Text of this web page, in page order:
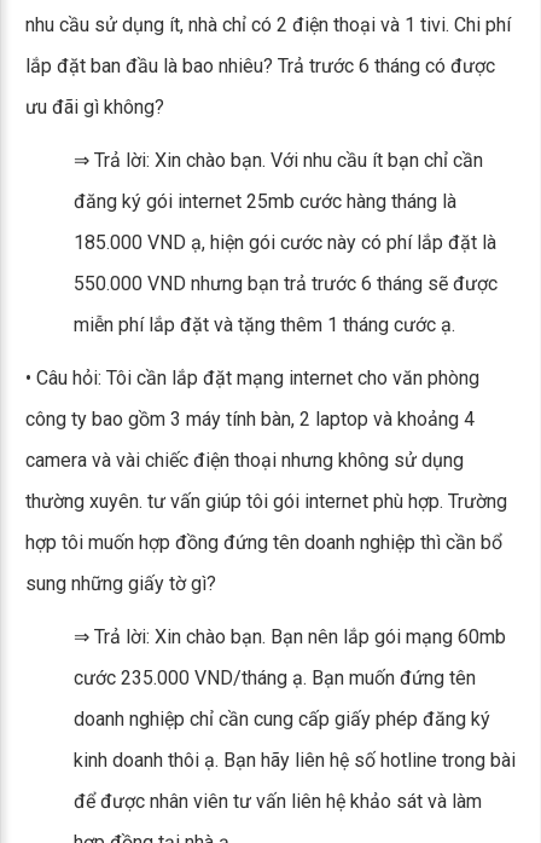
nhu cầu sử dụng ít, nhà chỉ có 2 điện thoại và 1 tivi. Chi phí
lắp đặt ban đầu là bao nhiêu? Trả trước 6 tháng có được
ưu đãi gì không?
⇒ Trả lời: Xin chào bạn. Với nhu cầu ít bạn chỉ cần
đăng ký gói internet 25mb cước hàng tháng là
185.000 VND ạ, hiện gói cước này có phí lắp đặt là
550.000 VND nhưng bạn trả trước 6 tháng sẽ được
miễn phí lắp đặt và tặng thêm 1 tháng cước ạ.
• Câu hỏi: Tôi cần lắp đặt mạng internet cho văn phòng
công ty bao gồm 3 máy tính bàn, 2 laptop và khoảng 4
camera và vài chiếc điện thoại nhưng không sử dụng
thường xuyên. tư vấn giúp tôi gói internet phù hợp. Trường
hợp tôi muốn hợp đồng đứng tên doanh nghiệp thì cần bổ
sung những giấy tờ gì?
⇒ Trả lời: Xin chào bạn. Bạn nên lắp gói mạng 60mb
cước 235.000 VND/tháng ạ. Bạn muốn đứng tên
doanh nghiệp chỉ cần cung cấp giấy phép đăng ký
kinh doanh thôi ạ. Bạn hãy liên hệ số hotline trong bài
để được nhân viên tư vấn liên hệ khảo sát và làm